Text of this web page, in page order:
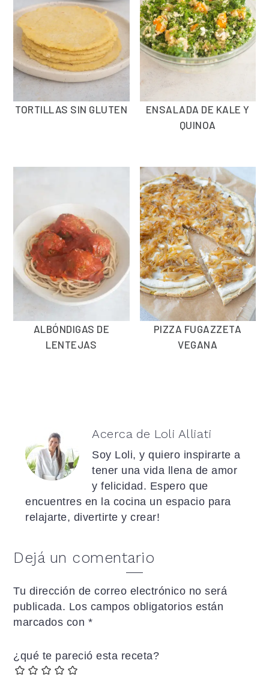
TORTILLAS SIN GLUTEN
ENSALADA DE KALE Y
QUINOA
ALBÓNDIGAS DE
LENTEJAS
PIZZA FUGAZZETA
VEGANA
Acerca de Loli Alliati
Soy Loli, y quiero inspirarte a
tener una vida llena de amor
y felicidad. Espero que
encuentres en la cocina un espacio para
relajarte, divertirte y crear!
Interacciones
los
lectores
Dejá un comentario
Tu dirección de correo electrónico no será
publicada. Los campos obligatorios están
marcados con *
¿qué te pareció esta receta?